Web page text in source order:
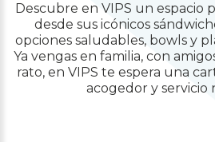
Descubre en VIPS un espacio
desde sus icónicos
opciones saludables, bowls y
Ya vengas en familia, con
rato, en VIPS te espera una
acogedor y servicio